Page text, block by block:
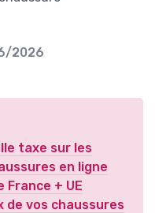
2026
taxe sur les
en ligne
France + UE
de vos chaussures